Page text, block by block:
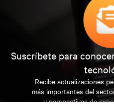
Suscríbete para
Recibe actualizaciones
más importantes del
y perspectivas de